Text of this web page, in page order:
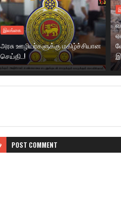
இலங்கை
அரசு ஊழியர்களுக்கு மகிழ்ச்சியான
செய்தி..!
POST COMMENT